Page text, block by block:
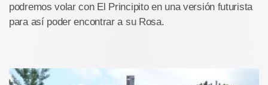
podremos volar con El Principito en una versión futurista
para así poder encontrar a su Rosa.